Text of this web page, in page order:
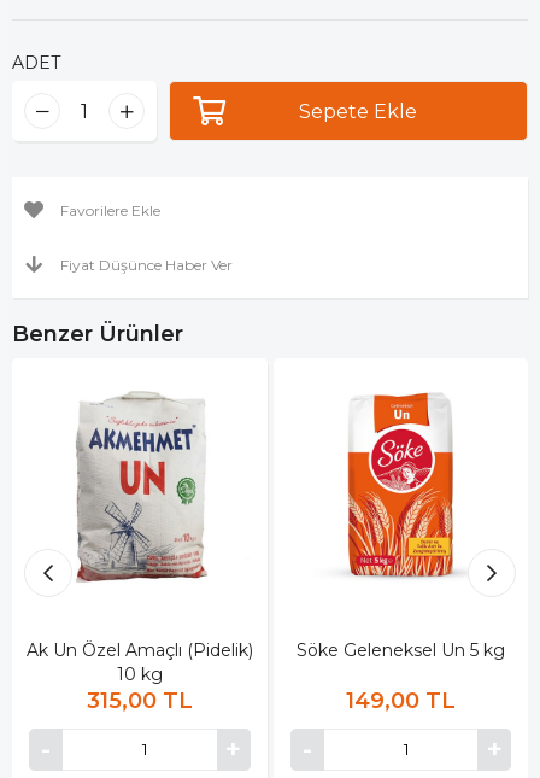
ADET
Favorilere Ekle
Fiyat Düşünce Haber Ver
Benzer Ürünler
Ak Un Özel Amaçlı (Pidelik)
10 kg
315,00 TL
Söke Geleneksel Un 5 kg
149,00 TL